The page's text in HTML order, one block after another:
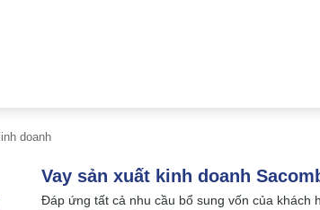
doanh
Vay sản xuất kinh doanh
Đáp ứng tất cả nhu cầu bổ sung vốn của